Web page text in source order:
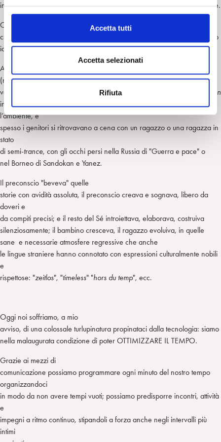
c
n
e
n
s
o
Accetta tutti
Accetta selezionati
Rifiuta
infatti, solo dall’arrivo del buio; e tutto ciò era semplicemente formidabile.
Cosa – ricordo benissimo- di
cui eravamo consapevoli anche allora, e non solo adesso per rimpianto
idealizzante postumo: eravamo immaturi, sì, ma non scemi.
Anche il tempo della lettura
(non quello dello studio!…), della lettura libera, nelle feste o nelle
vacanze della giovinezza, era un tempo "senza tempo": la
full immersion
in un romanzo ci faceva immedesimare con i protagonisti e con
l’ambiente, e
spesso i genitori si ritrovavano a cena con un ragazzo o una ragazza in
stato
di semi-trance, con gli occhi persi nella Russia di "Guerra e pace" o
nel Borneo di Sandokan e Yanez.
Il preconscio "beveva" quelle
storie con avidità assoluta, il preconscio creava e sognava, libero da
doveri e
da compiti precisi; e il resto del Sé introiettava, elaborava, costruiva
silenziosamente; il bambino cresceva, il ragazzo evoluiva, in quelle
sane e necessarie atmosfere regressive che anche
le lingue straniere hanno connotato con espressioni culturalmente nobili
e
rispettose: "zeitlos", "timeless" "hors du temp", ecc.
Oggi noi soffriamo, a mio
avviso, di una colossale turlupinatura propinataci dalla tecnologia: siamo
nella malaugurata condizione di poter OTTIMIZZARE IL TEMPO.
Grazie ai mezzi di
comunicazione possiamo programmare ogni minuto del nostro tempo
organizzandoci
in modo da non avere tempi vuoti; possiamo predisporre incontri, attività
e
impegni a ritmo continuo, stipandoli a forza anche negli intervalli più
intimi